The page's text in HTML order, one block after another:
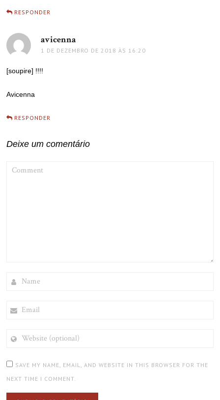
RESPONDER
avicenna
1 DE DEZEMBRO DE 2018 ÀS 16:20
[soupire] !!!!
Avicenna
RESPONDER
Deixe um comentário
(OPTIONAL)
SAVE MY NAME, EMAIL, AND WEBSITE IN THIS BROWSER FOR THE
NEXT TIME I COMMENT.